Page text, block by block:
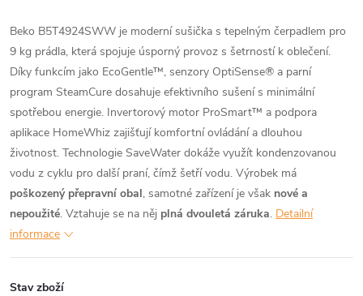
Beko B5T4924SWW je moderní sušička s tepelným čerpadlem pro
9 kg prádla, která spojuje úsporný provoz s šetrností k oblečení.
Díky funkcím jako EcoGentle™, senzory OptiSense® a parní
program SteamCure dosahuje efektivního sušení s minimální
spotřebou energie. Invertorový motor ProSmart™ a podpora
aplikace HomeWhiz zajišťují komfortní ovládání a dlouhou
životnost. Technologie SaveWater dokáže využít kondenzovanou
vodu z cyklu pro další praní, čímž šetří vodu. Výrobek má
poškozený přepravní obal, samotné zařízení je však nové a
nepoužité. Vztahuje se na něj plná dvouletá záruka. Detailní
informace
Stav zboží